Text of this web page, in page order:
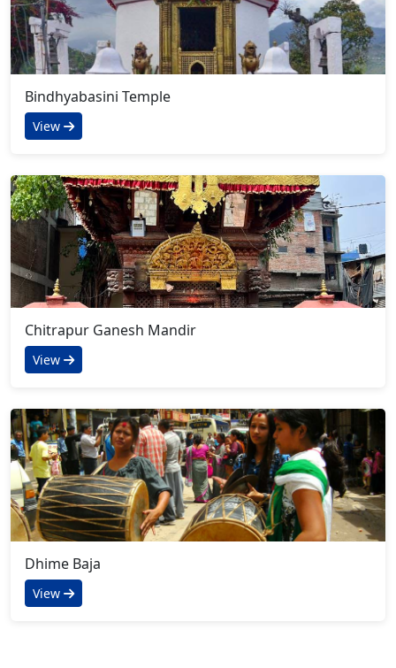
Bindhyabasini Temple
View
Chitrapur Ganesh Mandir
View
Dhime Baja
View